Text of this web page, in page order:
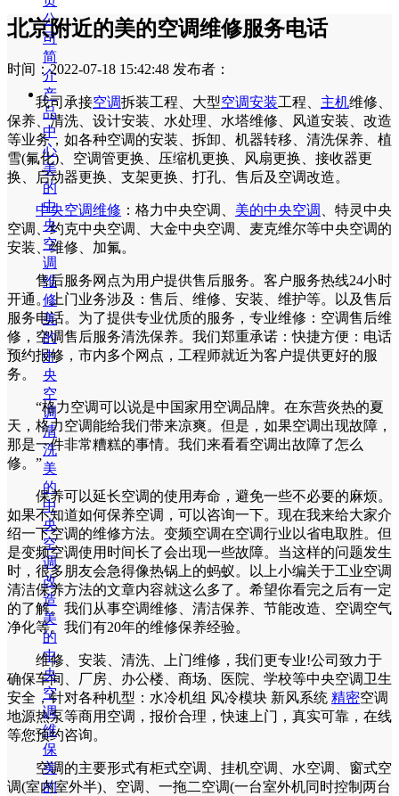
公
司
简
介
产
品
中
心
美
的
中
央
空
调
维
修
美
的
中
央
空
调
清
洗
美
的
中
央
空
调
改
造
美
的
中
央
空
调
维
保
美
的
北京附近的美的空调维修服务电话
时间：2022-07-18 15:42:48 发布者：
我司承接空调拆装工程、大型空调安装工程、 主机维修、
保养、清洗、设计安装、水处理、水塔维修、风道安装、改造
等业务，如各种空调的安装、拆卸、机器转移、清洗保养、植
雪(氟化)、空调管更换、压缩机更换、风扇更换、接收器更
换、启动器更换、支架更换、打孔、售后及空调改造。
中央空调维修 ：格力中央空调、 美的中央空调
、特灵中央
空调、约克中央空调、大金中央空调、麦克维尔等中央空调的
安装、维修、加氟。
售后服务网点为用户提供售后服务。客户服务热线24小时
开通。上门业务涉及：售后、维修、安装、维护等。以及售后
服务电话。为了提供专业优质的服务，专业维修：空调售后维
修，空调售后服务清洗保养。我们郑重承诺：快捷方便：电话
预约报修，市内多个网点，工程师就近为客户提供更好的服
务。
“格力空调可以说是中国家用空调品牌。在东营炎热的夏
天，格力空调能给我们带来凉爽。但是，如果空调出现故障，
那是一件非常糟糕的事情。我们来看看空调出故障了怎么
修。”
保养可以延长空调的使用寿命，避免一些不必要的麻烦。
如果不知道如何保养空调，可以咨询一下。现在我来给大家介
绍一下空调的维修方法。变频空调在空调行业以省电取胜。但
是变频空调使用时间长了会出现一些故障。当这样的问题发生
时，很多朋友会急得像热锅上的蚂蚁。以上小编关于工业空调
清洁保养方法的文章内容就这么多了。希望你看完之后有一定
的了解。我们从事空调维修、清洁保养、节能改造、空调空气
净化等。我们有20年的维修保养经验。
维修、安装、清洗、上门维修，我们更专业!公司致力于
确保车间、厂房、办公楼、商场、医院、学校等中央空调卫生
安全，针对各种机型：水冷机组 风冷模块 新风系统 精密空调
地源热泵等商用空调，报价合理，快速上门，真实可靠，在线
等您预约咨询。
空调的主要形式有柜式空调、挂机空调、水空调、窗式空
调(室内室外半)、空调、一拖二空调(一台室外机同时控制两台